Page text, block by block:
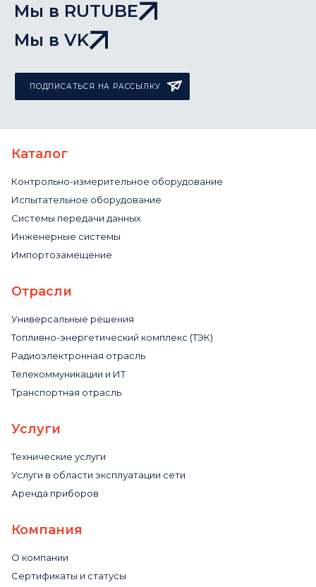
Мы в RUTUBE
Мы в VK
ПОДПИСАТЬСЯ НА РАССЫЛКУ
Каталог
Контрольно-измерительное оборудование
Испытательное оборудование
Системы передачи данных
Инженерные системы
Импортозамещение
Отрасли
Универсальные решения
Топливно-энергетический комплекс (ТЭК)
Радиоэлектронная отрасль
Телекоммуникации и ИТ
Транспортная отрасль
Услуги
Технические услуги
Услуги в области эксплуатации сети
Аренда приборов
Компания
О компании
Сертификаты и статусы